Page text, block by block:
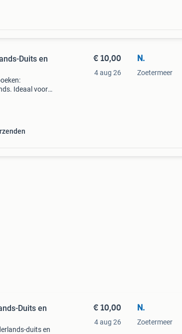
Duits en
Ideaal voor
€ 10,00
4 aug 26
N.
Zoetermeer
Duits en
duits en
€ 10,00
4 aug 26
N.
Zoetermeer